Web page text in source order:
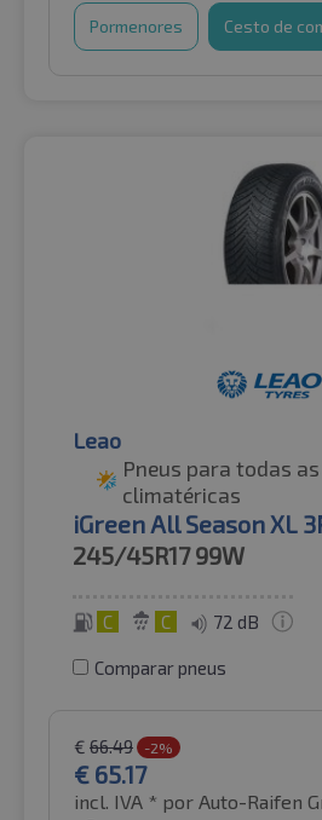
Pormenores Cesto de
Leao
Pneus para todas
climatéricas
iGreen All Season XL
245/45R17 99W
C C 72 dB
Comparar pneus
€ 66.49 -2%
€ 65.17
incl. IVA * por Auto-Raifen